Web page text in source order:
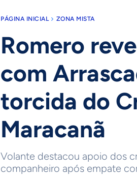
PÁGINA INICIAL ZONA MISTA
Romero
com
torcida do
Maracanã
Volante destacou apoio dos
companheiro após empate